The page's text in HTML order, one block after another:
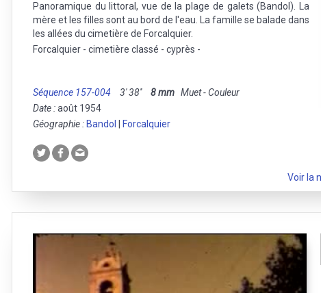
Panoramique du littoral, vue de la plage de galets (Bandol). La
mère et les filles sont au bord de l'eau. La famille se balade dans
les allées du cimetière de Forcalquier.
Forcalquier - cimetière classé - cyprès -
Séquence 157-004 3' 38'' 8 mm Muet - Couleur
Date :août 1954
Géographie : Bandol Forcalquier
Voir la